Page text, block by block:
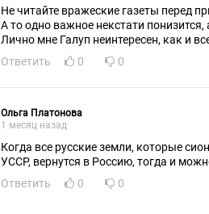
Не читайте вражеские газеты перед
А то одно важное некстати
Лично мне Галуп неинтересен, как и
Ответить
0 0
Ольга Платонова
1 месяц назад
Когда все русские земли, которые
УССР, вернутся в Россию, тогда и
Ответить
0 0